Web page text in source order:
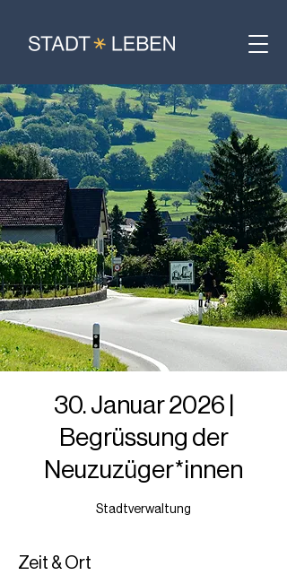
30. Januar 2026 |
Begrüssung der
Neuzuzüger*innen
Stadtverwaltung
Zeit & Ort